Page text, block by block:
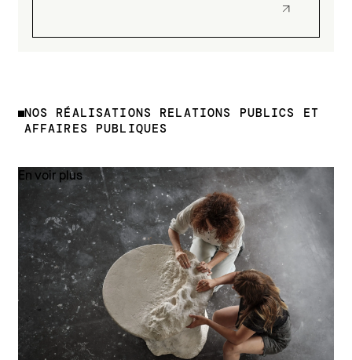
NOS RÉALISATIONS RELATIONS PUBLICS ET
AFFAIRES PUBLIQUES
En voir plus